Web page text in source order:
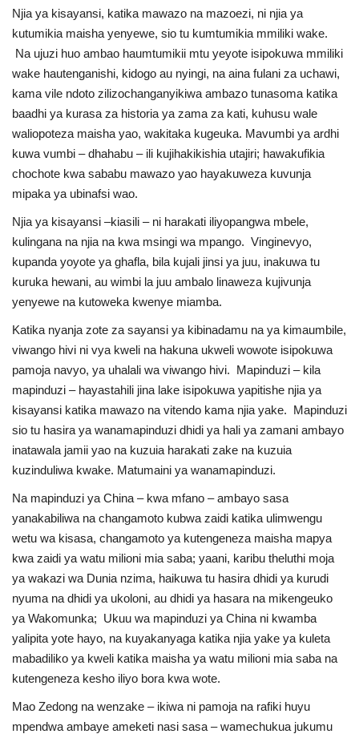
English Swahili español
French Arabic
Njia ya kisayansi, katika mawazo na mazoezi, ni njia ya
kutumikia maisha yenyewe, sio tu kumtumikia mmiliki wake.
Na ujuzi huo ambao haumtumikii mtu yeyote isipokuwa mmiliki
wake hautenganishi, kidogo au nyingi, na aina fulani za uchawi,
kama vile ndoto zilizochanganyikiwa ambazo tunasoma katika
baadhi ya kurasa za historia ya zama za kati, kuhusu wale
waliopoteza maisha yao, wakitaka kugeuka. Mavumbi ya ardhi
kuwa vumbi – dhahabu – ili kujihakikishia utajiri; hawakufikia
chochote kwa sababu mawazo yao hayakuweza kuvunja
mipaka ya ubinafsi wao.
Njia ya kisayansi –kiasili – ni harakati iliyopangwa mbele,
kulingana na njia na kwa msingi wa mpango. Vinginevyo,
kupanda yoyote ya ghafla, bila kujali jinsi ya juu, inakuwa tu
kuruka hewani, au wimbi la juu ambalo linaweza kujivunja
yenyewe na kutoweka kwenye miamba.
Katika nyanja zote za sayansi ya kibinadamu na ya kimaumbile,
viwango hivi ni vya kweli na hakuna ukweli wowote isipokuwa
pamoja navyo, ya uhalali wa viwango hivi. Mapinduzi – kila
mapinduzi – hayastahili jina lake isipokuwa yapitishe njia ya
kisayansi katika mawazo na vitendo kama njia yake. Mapinduzi
sio tu hasira ya wanamapinduzi dhidi ya hali ya zamani ambayo
inatawala jamii yao na kuzuia harakati zake na kuzuia
kuzinduliwa kwake. Matumaini ya wanamapinduzi.
Na mapinduzi ya China – kwa mfano – ambayo sasa
yanakabiliwa na changamoto kubwa zaidi katika ulimwengu
wetu wa kisasa, changamoto ya kutengeneza maisha mapya
kwa zaidi ya watu milioni mia saba; yaani, karibu theluthi moja
ya wakazi wa Dunia nzima, haikuwa tu hasira dhidi ya kurudi
nyuma na dhidi ya ukoloni, au dhidi ya hasara na mikengeuko
ya Wakomunka; Ukuu wa mapinduzi ya China ni kwamba
yalipita yote hayo, na kuyakanyaga katika njia yake ya kuleta
mabadiliko ya kweli katika maisha ya watu milioni mia saba na
kutengeneza kesho iliyo bora kwa wote.
Mao Zedong na wenzake – ikiwa ni pamoja na rafiki huyu
mpendwa ambaye ameketi nasi sasa – wamechukua jukumu